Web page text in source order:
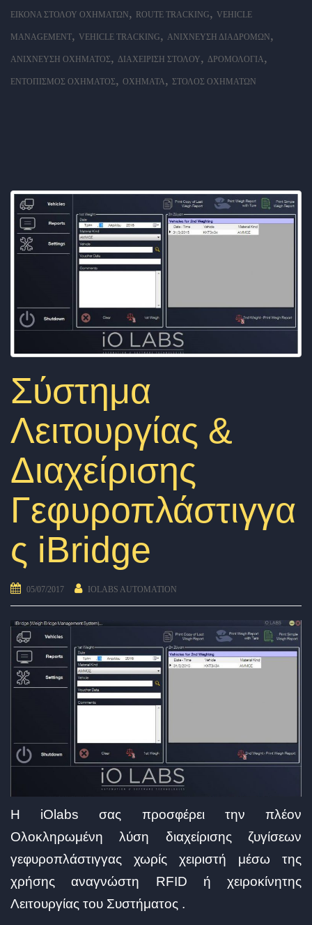
ΕΙΚΌΝΑ ΣΤΌΛΟΥ ΟΧΗΜΆΤΩΝ , ROUTE TRACKING, VEHICLE
MANAGEMENT, VEHICLE TRACKING, ΑΝΊΧΝΕΥΣΗ ΔΙΑΔΡΟΜΏΝ ,
ΑΝΊΧΝΕΥΣΗ ΟΧΉΜΑΤΟΣ, ΔΙΑΧΕΊΡΙΣΗ ΣΤΌΛΟΥ, ΔΡΟΜΟΛΌΓΙΑ,
ΕΝΤΟΠΙΣΜΌΣ ΟΧΉΜΑΤΟΣ, ΟΧΉΜΑΤΑ, ΣΤΌΛΟΣ ΟΧΗΜΆΤΩΝ
Σύστημα
Λειτουργίας &
Διαχείρισης
Γεφυροπλάστιγγα
ς iBridge
05/07/2017 IOLABS AUTOMATION
Η iOlabs σας προσφέρει την πλέον
Ολοκληρωμένη λύση διαχείρισης ζυγίσεων
γεφυροπλάστιγγας χωρίς χειριστή μέσω της
χρήσης αναγνώστη RFID ή χειροκίνητης
Λειτουργίας του Συστήματος .